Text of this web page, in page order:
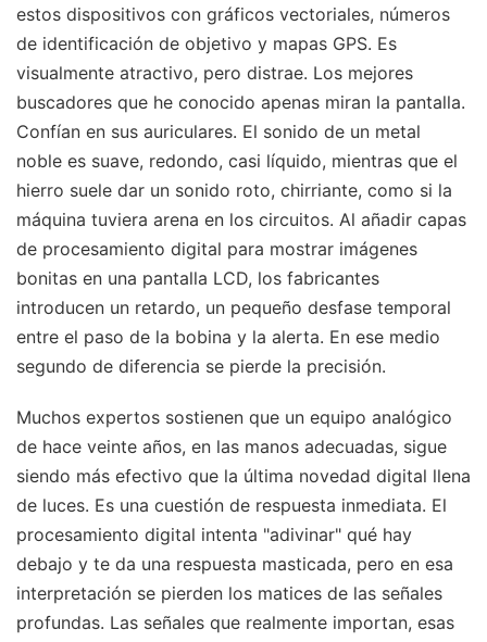
estos dispositivos con gráficos vectoriales, números
de identificación de objetivo y mapas GPS. Es
visualmente atractivo, pero distrae. Los mejores
buscadores que he conocido apenas miran la pantalla.
Confían en sus auriculares. El sonido de un metal
noble es suave, redondo, casi líquido, mientras que el
hierro suele dar un sonido roto, chirriante, como si la
máquina tuviera arena en los circuitos. Al añadir capas
de procesamiento digital para mostrar imágenes
bonitas en una pantalla LCD, los fabricantes
introducen un retardo, un pequeño desfase temporal
entre el paso de la bobina y la alerta. En ese medio
segundo de diferencia se pierde la precisión.
Muchos expertos sostienen que un equipo analógico
de hace veinte años, en las manos adecuadas, sigue
siendo más efectivo que la última novedad digital llena
de luces. Es una cuestión de respuesta inmediata. El
procesamiento digital intenta "adivinar" qué hay
debajo y te da una respuesta masticada, pero en esa
interpretación se pierden los matices de las señales
profundas. Las señales que realmente importan, esas